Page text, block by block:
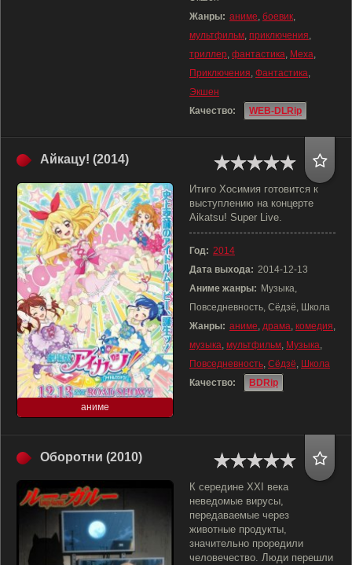
Жанры: аниме, боевик,
мультфильм, приключения,
триллер, фантастика, Меха,
Приключения, Фантастика,
Экшен
Качество:
WEB-DLRip
Айкацу! (2014)
аниме
Итиго Хосимия готовится к
выступлению на концерте
Aikatsu! Super Live.
Год: 2014
Дата выхода: 2014-12-13
Аниме жанры: Музыка,
Повседневность, Сёдзё, Школа
Жанры: аниме, драма, комедия,
музыка, мультфильм, Музыка,
Повседневность, Сёдзё, Школа
Качество:
BDRip
Оборотни (2010)
К середине XXI века
неведомые вирусы,
передаваемые через
животные продукты,
значительно проредили
человечество. Люди перешли